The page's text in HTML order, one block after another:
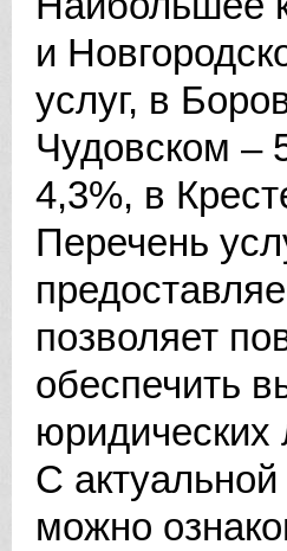
и
услуг, в
Чудовском –
4,3%, в
Перечень
позволяет
обеспечить
юридических
С
можно